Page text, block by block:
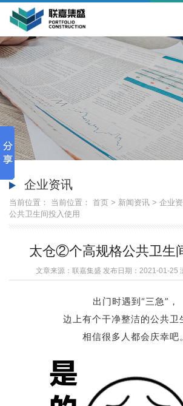
企业资讯
当前位置： 当前位置： 首页 > 新闻资讯 > 企业
公共卫生间投入使用
太仓②个高规格公共卫生
文章来源：联嘉集盛 发布日期：2021-01-25
出门时遇到“三急”，
边上有个干净整洁的公共卫
相信很多人都会庆幸吧。